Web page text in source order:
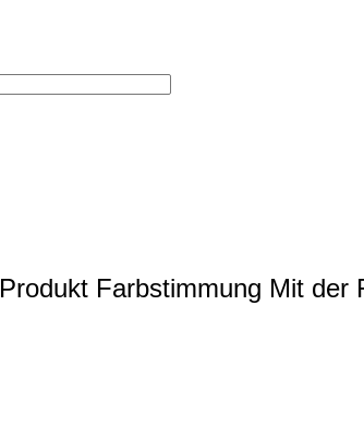
Produkt Farbstimmung Mit der